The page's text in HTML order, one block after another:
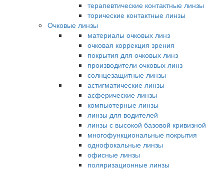
терапевтические контактные линзы
торические контактные линзы
Очковые линзы
материалы очковых линз
очковая коррекция зрения
покрытия для очковых линз
производители очковых линз
солнцезащитные линзы
астигматические линзы
асферические линзы
компьютерные линзы
линзы для водителей
линзы с высокой базовой кривизной
многофункциональные покрытия
однофокальные линзы
офисные линзы
поляризационные линзы